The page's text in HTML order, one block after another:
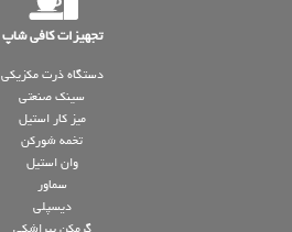
تجهیزات کافی شاپ
دستگاه ذرت مکزیکی
سینک صنعتی
میز کار استیل
تخمه شورکن
وان استیل
سماور
دیسپلی